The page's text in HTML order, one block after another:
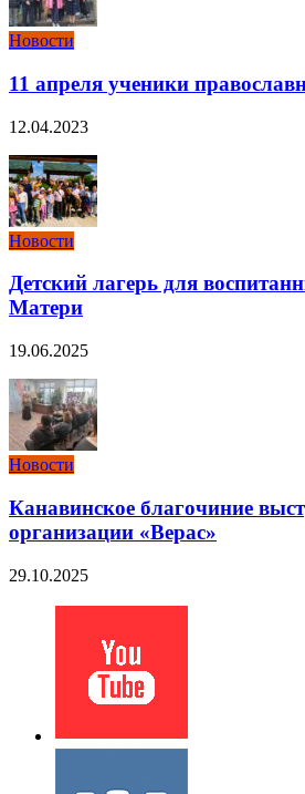
Новости
11 апреля ученики
12.04.2023
Новости
Детский лагерь для
Матери
19.06.2025
Новости
Канавинское благочиние
организации «Верас»
29.10.2025